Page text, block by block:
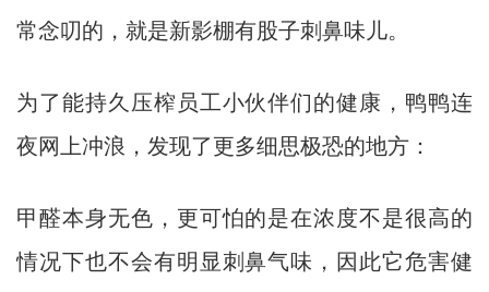
常念叨的，就是新影棚有股子刺鼻味儿。
为了能持久压榨员工小伙伴们的健康，鸭鸭连
夜网上冲浪，发现了更多细思极恐的地方：
甲醛本身无色，更可怕的是在浓度不是很高的
情况下也不会有明显刺鼻气味，因此它危害健